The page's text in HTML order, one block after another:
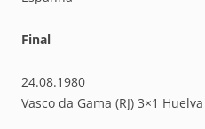
Final
24.08.1980
Vasco da Gama (RJ) 3×1